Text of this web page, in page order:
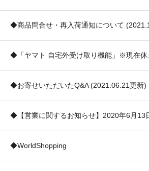
◆商品問合せ・再入荷通知について
◆「ヤマト 自宅外受け取り機能」※現在休
◆お寄せいただいたQ&A (2021.06.21更新)
◆【営業に関するお知らせ】2020年6月13
◆WorldShopping